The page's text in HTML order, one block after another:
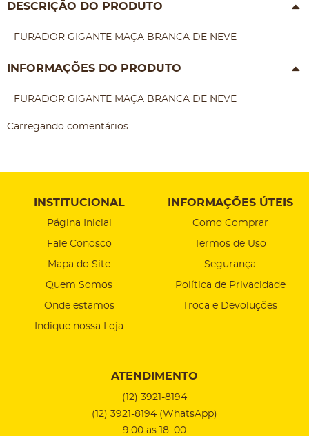
DESCRIÇÃO DO PRODUTO
FURADOR GIGANTE MAÇA BRANCA DE NEVE
INFORMAÇÕES DO PRODUTO
FURADOR GIGANTE MAÇA BRANCA DE NEVE
Carregando comentários ...
INSTITUCIONAL
Página Inicial
Fale Conosco
Mapa do Site
Quem Somos
Onde estamos
Indique nossa Loja
INFORMAÇÕES ÚTEIS
Como Comprar
Termos de Uso
Segurança
Política de Privacidade
Troca e Devoluções
ATENDIMENTO
(12) 3921-8194
(12) 3921-8194 (WhatsApp)
9:00 as 18 :00